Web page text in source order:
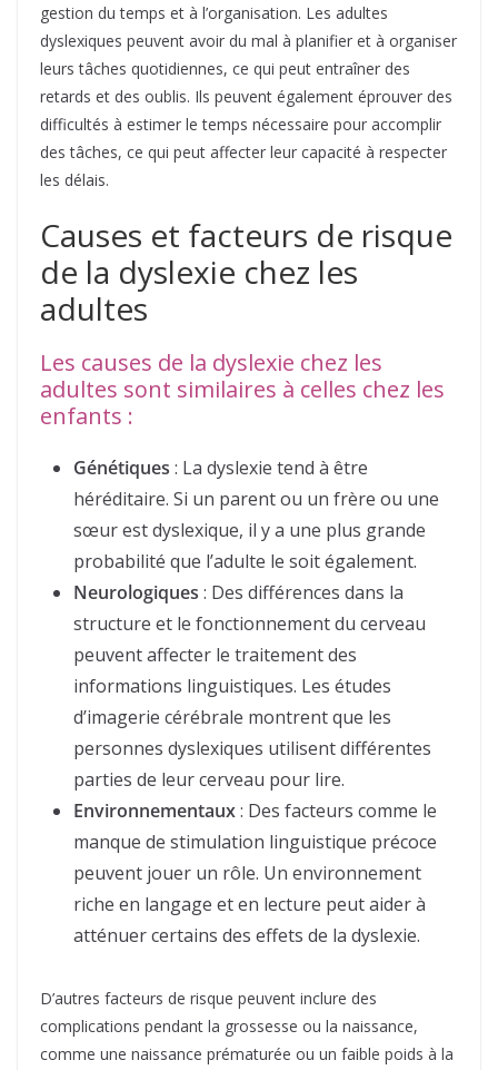
gestion du temps et à l’organisation. Les adultes
dyslexiques peuvent avoir du mal à planifier et à organiser
leurs tâches quotidiennes, ce qui peut entraîner des
retards et des oublis. Ils peuvent également éprouver des
difficultés à estimer le temps nécessaire pour accomplir
des tâches, ce qui peut affecter leur capacité à respecter
les délais.
Causes et facteurs de risque
de la dyslexie chez les
adultes
Les causes de la dyslexie chez les
adultes sont similaires à celles chez les
enfants :
Génétiques : La dyslexie tend à être
héréditaire. Si un parent ou un frère ou une
sœur est dyslexique, il y a une plus grande
probabilité que l’adulte le soit également.
Neurologiques : Des différences dans la
structure et le fonctionnement du cerveau
peuvent affecter le traitement des
informations linguistiques. Les études
d’imagerie cérébrale montrent que les
personnes dyslexiques utilisent différentes
parties de leur cerveau pour lire.
Environnementaux: Des facteurs comme le
manque de stimulation linguistique précoce
peuvent jouer un rôle. Un environnement
riche en langage et en lecture peut aider à
atténuer certains des effets de la dyslexie.
D’autres facteurs de risque peuvent inclure des
complications pendant la grossesse ou la naissance,
comme une naissance prématurée ou un faible poids à la